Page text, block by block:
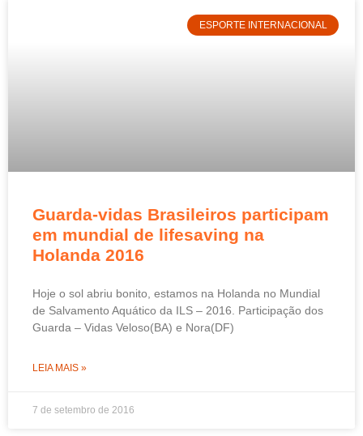
ESPORTE INTERNACIONAL
Guarda-vidas Brasileiros participam
em mundial de lifesaving na
Holanda 2016
Hoje o sol abriu bonito, estamos na Holanda no Mundial
de Salvamento Aquático da ILS – 2016. Participação dos
Guarda – Vidas Veloso(BA) e Nora(DF)
LEIA MAIS »
7 de setembro de 2016